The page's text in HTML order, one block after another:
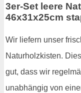
3er-Set leere
46x31x25cm
Wir liefern unser
Naturholzkisten.
gut, dass wir
unabhängig von